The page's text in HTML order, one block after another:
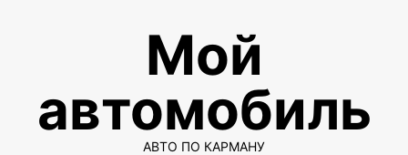
Мой
автомобиль
АВТО ПО КАРМАНУ